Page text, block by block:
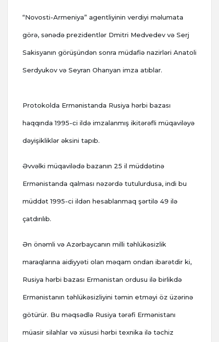
“Novosti-Armeniya” agentliyinin verdiyi məlumata
görə, sənədə prezidentlər Dmitri Medvedev və Serj
Sakisyanın görüşündən sonra müdafiə nazirləri Anatoli
Serdyukov və Seyran Ohanyan imza atıblar.
Protokolda Ermənistanda Rusiya hərbi bazası
haqqında 1995-ci ildə imzalanmış ikitərəfli müqaviləyə
dəyişikliklər əksini tapıb.
Əvvəlki müqavilədə bazanın 25 il müddətinə
Ermənistanda qalması nəzərdə tutulurdusa, indi bu
müddət 1995-ci ildən hesablanmaq şərtilə 49 ilə
çatdırılıb.
Ən önəmli və Azərbaycanın milli təhlükəsizlik
maraqlarına aidiyyəti olan məqam ondan ibarətdir ki,
Rusiya hərbi bazası Ermənistan ordusu ilə birlikdə
Ermənistanın təhlükəsizliyini təmin etməyi öz üzərinə
götürür. Bu məqsədlə Rusiya tərəfi Ermənistanı
müasir silahlar və xüsusi hərbi texnika ilə təchiz